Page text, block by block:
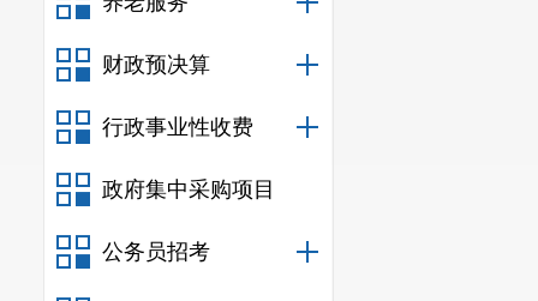
财政预决算
行政事业性收费
政府集中采购项目
公务员招考